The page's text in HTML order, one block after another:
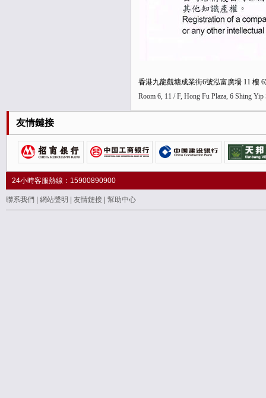
香港九龍觀塘成業街6號泓富廣場 11 樓
Room 6, 11 / F, Hong Fu Plaza, 6 Shing
友情鏈接
24小時客服熱線：15900890900
聯系我們 網站聲明 友情鏈接 幫助中心